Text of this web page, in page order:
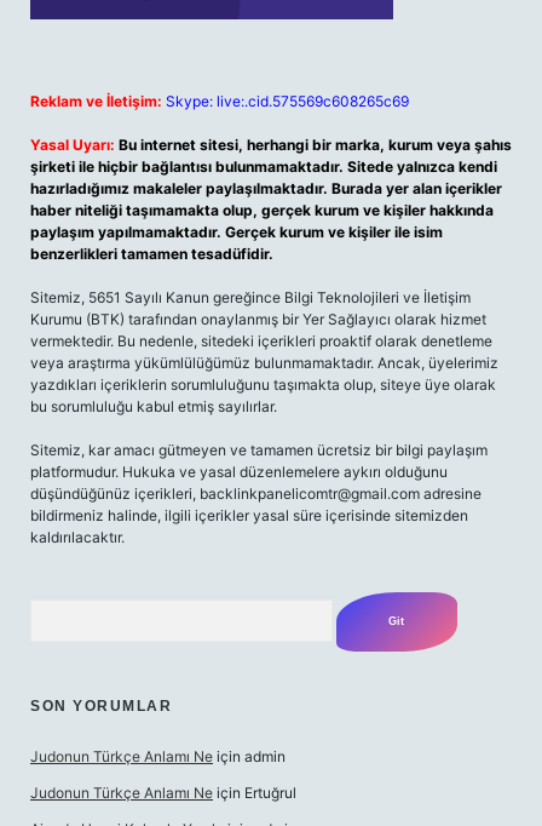
Reklam ve İletişim: Skype: live:.cid.575569c608265c69
Yasal Uyarı: Bu internet sitesi, herhangi bir marka, kurum veya şahıs
şirketi ile hiçbir bağlantısı bulunmamaktadır. Sitede yalnızca kendi
hazırladığımız makaleler paylaşılmaktadır. Burada yer alan içerikler
haber niteliği taşımamakta olup, gerçek kurum ve kişiler hakkında
paylaşım yapılmamaktadır. Gerçek kurum ve kişiler ile isim
benzerlikleri tamamen tesadüfidir.
Sitemiz, 5651 Sayılı Kanun gereğince Bilgi Teknolojileri ve İletişim
Kurumu (BTK) tarafından onaylanmış bir Yer Sağlayıcı olarak hizmet
vermektedir. Bu nedenle, sitedeki içerikleri proaktif olarak denetleme
veya araştırma yükümlülüğümüz bulunmamaktadır. Ancak, üyelerimiz
yazdıkları içeriklerin sorumluluğunu taşımakta olup, siteye üye olarak
bu sorumluluğu kabul etmiş sayılırlar.
Sitemiz, kar amacı gütmeyen ve tamamen ücretsiz bir bilgi paylaşım
platformudur. Hukuka ve yasal düzenlemelere aykırı olduğunu
düşündüğünüz içerikleri, backlinkpanelicomtr@gmail.com adresine
bildirmeniz halinde, ilgili içerikler yasal süre içerisinde sitemizden
kaldırılacaktır.
SON YORUMLAR
Judonun Türkçe Anlamı Ne için admin
Judonun Türkçe Anlamı Ne için Ertuğrul